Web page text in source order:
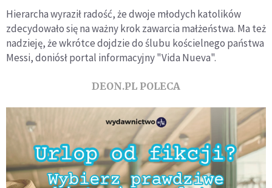
Hierarcha wyraził radość, że dwoje młodych katolików
zdecydowało się na ważny krok zawarcia małżeństwa. Ma też
nadzieję, że wkrótce dojdzie do ślubu kościelnego państwa
Messi, doniósł portal informacyjny "Vida Nueva".
DEON.PL POLECA